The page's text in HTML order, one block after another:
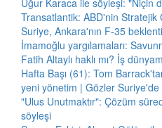
Uğur Karaca ile söyleşi: "Niçin
Transatlantik: ABD'nin Stratejik
Suriye, Ankara'nın F-35
İmamoğlu yargılamaları:
Fatih Altaylı haklı mı? İş
Hafta Başı (61): Tom
yeni yönetim | Gözler Suriye'de
"Ulus Unutmaktır": Çözüm
söyleşi